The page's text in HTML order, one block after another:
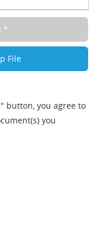
button, you agree to
you